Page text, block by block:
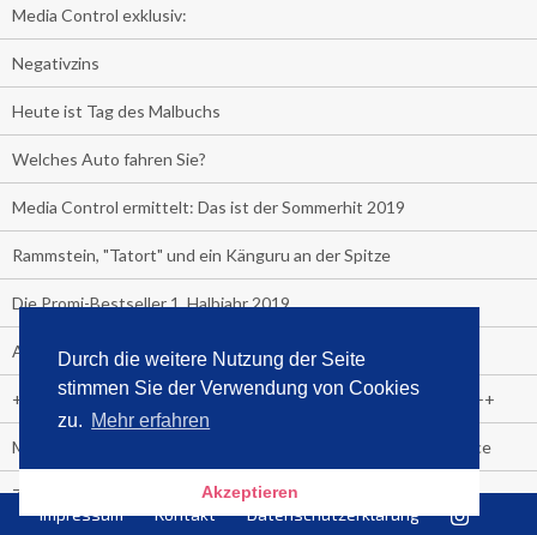
Durch die weitere Nutzung der Seite
stimmen Sie der Verwendung von Cookies
zu. Mehr erfahren
Akzeptieren
Media Control exklusiv:
Negativzins
Heute ist Tag des Malbuchs
Welches Auto fahren Sie?
Media Control ermittelt: Das ist der Sommerhit 2019
Rammstein, "Tatort" und ein Känguru an der Spitze
Die Promi-Bestseller 1. Halbjahr 2019
Alle Bestseller in der Übersicht
+++++ Media Control News +++++ Media Control News +++++
Media Control beruft Arnd von Conrady zum Leiter E-Commerce
Zuschauer-Trend der Fußball Frauen WM:
Impressum Kontakt Datenschutzerklärung